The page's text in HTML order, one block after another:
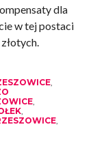
dla
w tej postaci
,
,
,
,